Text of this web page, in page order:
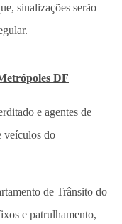
sinalizações serão
DF
e agentes de
veículos do
de Trânsito do
e patrulhamento,